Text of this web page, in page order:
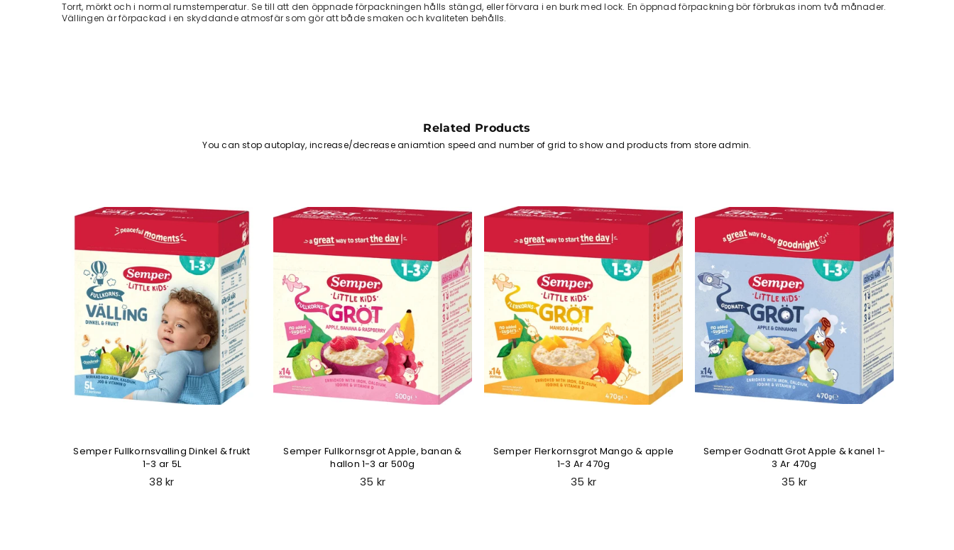
Torrt, mörkt och i normal rumstemperatur. Se till att den öppnade förpackningen hålls stängd, eller förvara i en burk med lock. En öppnad förpackning bör förbrukas inom två månader.
Vällingen är förpackad i en skyddande atmosfär som gör att både smaken och kvaliteten behålls.
Related Products
You can stop autoplay, increase/decrease aniamtion speed and number of grid to show and products from store admin.
Semper Fullkornsvalling Dinkel & frukt
1-3 ar 5L
Regular
38 kr
Semper Fullkornsgrot Apple, banan &
hallon 1-3 ar 500g
Regular
35 kr
Semper Flerkornsgrot Mango & apple
1-3 Ar 470g
Regular
35 kr
Semper Godnatt Grot Apple & kanel 1-
3 Ar 470g
Regular
35 kr